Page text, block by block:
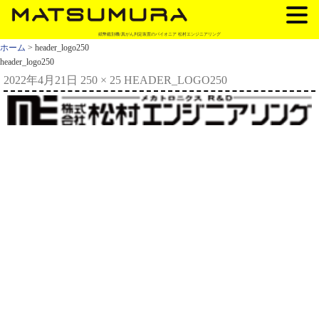
紙幣鑑別機/真がん判定装置のパイオニア 松村エンジニアリング
ホーム > header_logo250
header_logo250
2022年4月21日 250 × 25 HEADER_LOGO250